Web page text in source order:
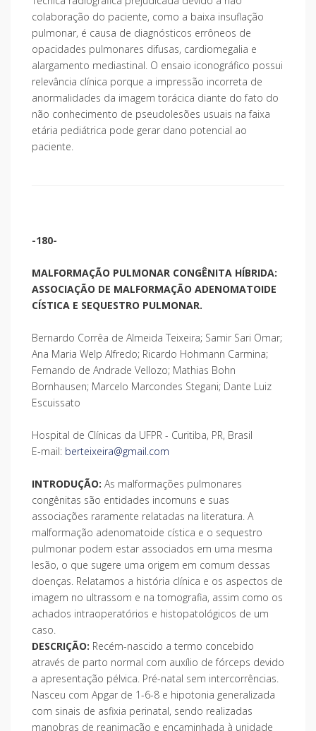
colaboração do paciente, como a baixa insuflação
pulmonar, é causa de diagnósticos errôneos de
opacidades pulmonares difusas, cardiomegalia e
alargamento mediastinal. O ensaio iconográfico possui
relevância clínica porque a impressão incorreta de
anormalidades da imagem torácica diante do fato do
não conhecimento de pseudolesões usuais na faixa
etária pediátrica pode gerar dano potencial ao
paciente.
-180-
MALFORMAÇÃO PULMONAR CONGÊNITA HÍBRIDA:
ASSOCIAÇÃO DE MALFORMAÇÃO ADENOMATOIDE
CÍSTICA E SEQUESTRO PULMONAR.
Bernardo Corrêa de Almeida Teixeira; Samir Sari Omar;
Ana Maria Welp Alfredo; Ricardo Hohmann Carmina;
Fernando de Andrade Vellozo; Mathias Bohn
Bornhausen; Marcelo Marcondes Stegani; Dante Luiz
Escuissato
Hospital de Clínicas da UFPR - Curitiba, PR, Brasil
E-mail: berteixeira@gmail.com
INTRODUÇÃO: As malformações pulmonares
congênitas são entidades incomuns e suas
associações raramente relatadas na literatura. A
malformação adenomatoide cística e o sequestro
pulmonar podem estar associados em uma mesma
lesão, o que sugere uma origem em comum dessas
doenças. Relatamos a história clínica e os aspectos de
imagem no ultrassom e na tomografia, assim como os
achados intraoperatórios e histopatológicos de um
caso.
DESCRIÇÃO: Recém-nascido a termo concebido
através de parto normal com auxílio de fórceps devido
a apresentação pélvica. Pré-natal sem intercorrências.
Nasceu com Apgar de 1-6-8 e hipotonia generalizada
com sinais de asfixia perinatal, sendo realizadas
manobras de reanimação e encaminhada à unidade